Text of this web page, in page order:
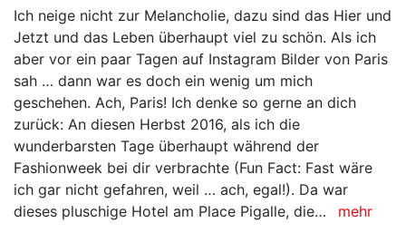
Ich neige nicht zur Melancholie, dazu sind das Hier und
Jetzt und das Leben überhaupt viel zu schön. Als ich
aber vor ein paar Tagen auf Instagram Bilder von Paris
sah … dann war es doch ein wenig um mich
geschehen. Ach, Paris! Ich denke so gerne an dich
zurück: An diesen Herbst 2016, als ich die
wunderbarsten Tage überhaupt während der
Fashionweek bei dir verbrachte (Fun Fact: Fast wäre
ich gar nicht gefahren, weil … ach, egal!). Da war
dieses pluschige Hotel am Place Pigalle, die…
mehr